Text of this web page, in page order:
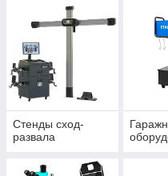
Стенды сход-
развала